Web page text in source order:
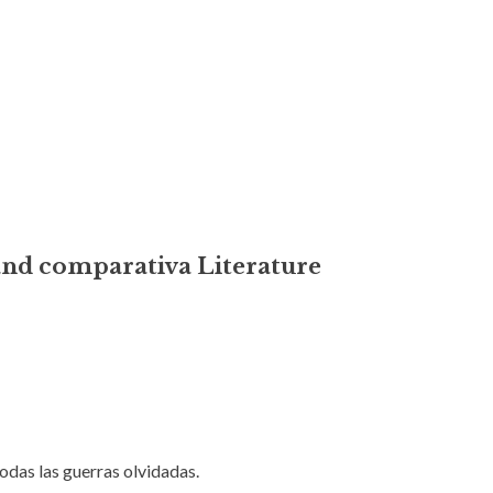
comparativa Literature
las guerras olvidadas.